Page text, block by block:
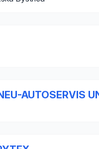
AUTOSERVIS